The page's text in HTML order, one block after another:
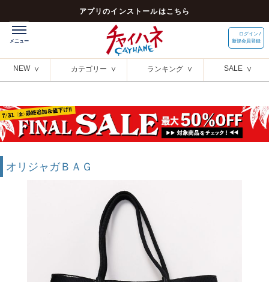
アプリのインストールはこちら
ログイン /
新規会員登録
NEW カテゴリー ランキング SALE
オリジャガＢＡＧ